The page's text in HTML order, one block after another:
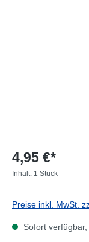
4,95 €*
Inhalt: 1 Stück
Preise inkl. MwSt.
Sofort